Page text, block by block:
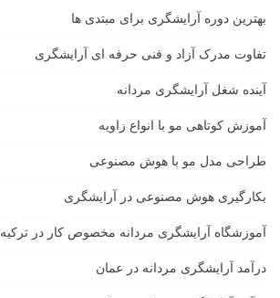
بهترین دوره آرایشگری برای مبتدی ها
تفاوت مدرک آزاد و فنی حرفه ای آرایشگری
آینده شغل آرایشگری مردانه
آموزش کوتاهی مو با انواع زاویه
طراحی مدل مو با هوش مصنوعی
بکارگیری هوش مصنوعی در آرایشگری
آموزشگاه آرایشگری مردانه مخصوص کار در ترکیه
درآمد آرایشگری مردانه در عمان